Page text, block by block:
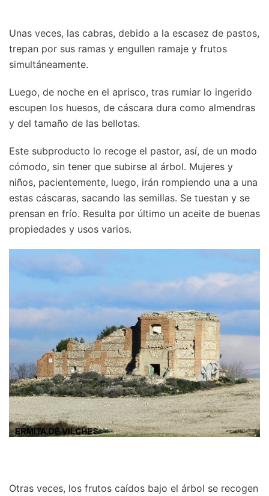
Unas veces, las cabras, debido a la escasez de pastos,
trepan por sus ramas y engullen ramaje y frutos
simultáneamente.
Luego, de noche en el aprisco, tras rumiar lo ingerido
escupen los huesos, de cáscara dura como almendras
y del tamaño de las bellotas.
Este subproducto lo recoge el pastor, así, de un modo
cómodo, sin tener que subirse al árbol. Mujeres y
niños, pacientemente, luego, irán rompiendo una a una
estas cáscaras, sacando las semillas. Se tuestan y se
prensan en frío. Resulta por último un aceite de buenas
propiedades y usos varios.
Otras veces, los frutos caídos bajo el árbol se recogen